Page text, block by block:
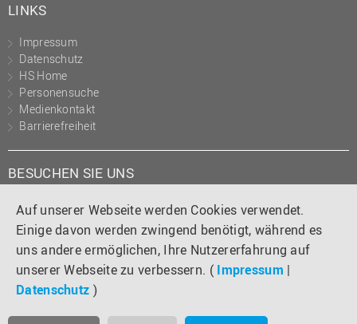
Auf unserer Webseite werden Cookies verwendet.
Einige davon werden zwingend benötigt, während es
uns andere ermöglichen, Ihre Nutzererfahrung auf
unserer Webseite zu verbessern. ( Impressum |
Datenschutz )
LINKS
Impressum
Datenschutz
HS Home
Personensuche
Medienkontakt
Barrierefreiheit
BESUCHEN SIE UNS
Instagram
TiktokLinkedIn
YouTube
Facebook